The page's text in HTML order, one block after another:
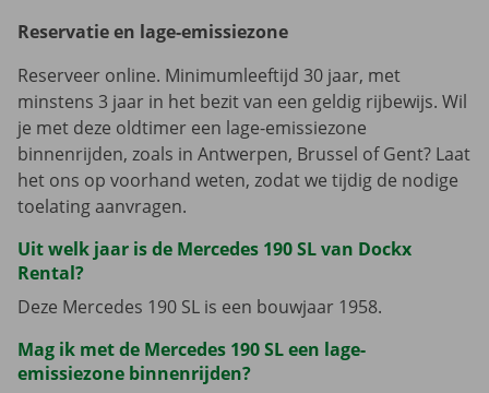
Reservatie en lage-emissiezone
Reserveer online. Minimumleeftijd 30 jaar, met
minstens 3 jaar in het bezit van een geldig rijbewijs. Wil
je met deze oldtimer een lage-emissiezone
binnenrijden, zoals in Antwerpen, Brussel of Gent? Laat
het ons op voorhand weten, zodat we tijdig de nodige
toelating aanvragen.
Uit welk jaar is de Mercedes 190 SL van Dockx
Rental?
Deze Mercedes 190 SL is een bouwjaar 1958.
Mag ik met de Mercedes 190 SL een lage-
emissiezone binnenrijden?